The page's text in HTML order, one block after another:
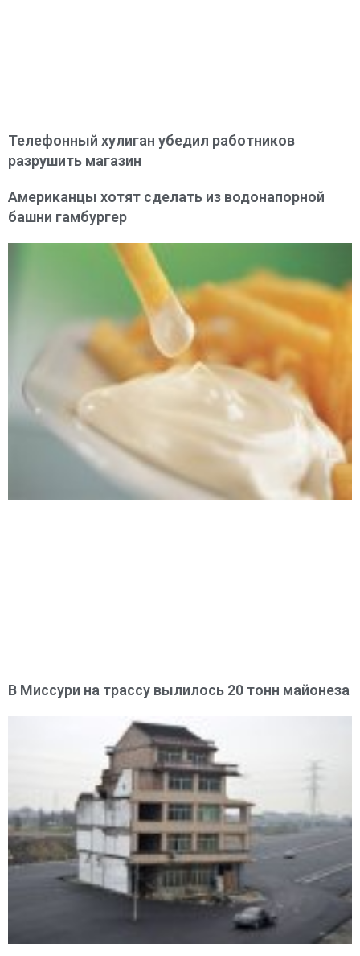
Телефонный хулиган убедил работников
разрушить магазин
Американцы хотят сделать из водонапорной
башни гамбургер
В Миссури на трассу вылилось 20 тонн майонеза